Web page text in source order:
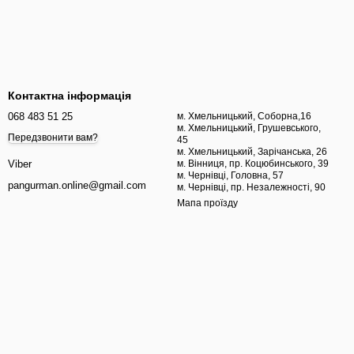
Контактна інформація
068 483 51 25
Передзвонити вам?
Viber
pangurman.online@gmail.com
м. Хмельницький, Соборна,16
м. Хмельницький, Грушевського,
45
м. Хмельницький, Зарічанська, 26
м. Вінниця, пр. Коцюбинського, 39
м. Чернівці, Головна, 57
м. Чернівці, пр. Незалежності, 90
Мапа проїзду